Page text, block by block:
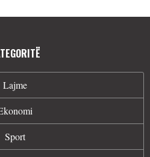
Lajme
Sport